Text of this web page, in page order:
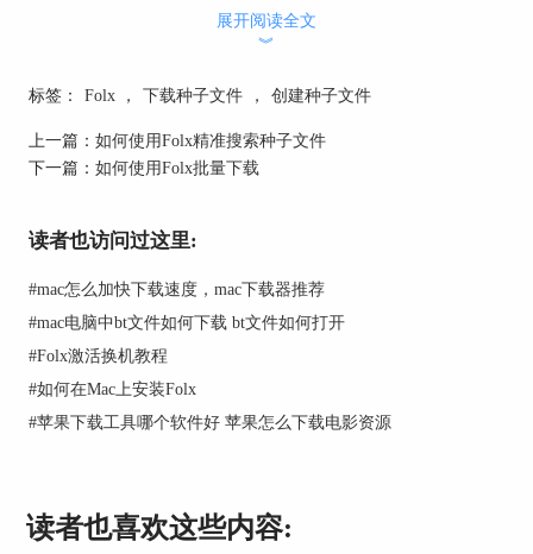
图2：创建种子文件弹窗界面
创建种子文件又称做种，主要分三部分来完成，图
2-1为添加资源文件；图2-2为添加追踪服务器或网
络种子；图2-3为设置种子的文件名、大小以及开
下面我们来看看具体如何使用Folx创建种子文件
展开阅读全文
︾
标签： Folx ， 下载种子文件 ， 创建种子文件
上一篇： 如何使用Folx精准搜索种子文件
下一篇： 如何使用Folx批量下载
读者也访问过这里:
#mac怎么加快下载速度，mac下载器推荐
#mac电脑中bt文件如何下载 bt文件如何打开
#Folx激活换机教程
#如何在Mac上安装Folx
#苹果下载工具哪个软件好 苹果怎么下载电影资源
读者也喜欢这些内容: